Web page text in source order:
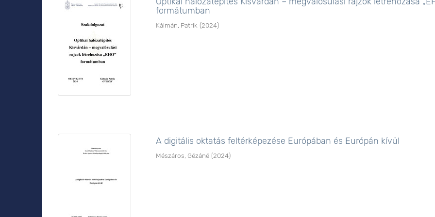
formátumban
Kálmán, Patrik (2024)
A digitális oktatás feltérképezése Európában és Európán kívül
Mészáros, Gézáné (2024)